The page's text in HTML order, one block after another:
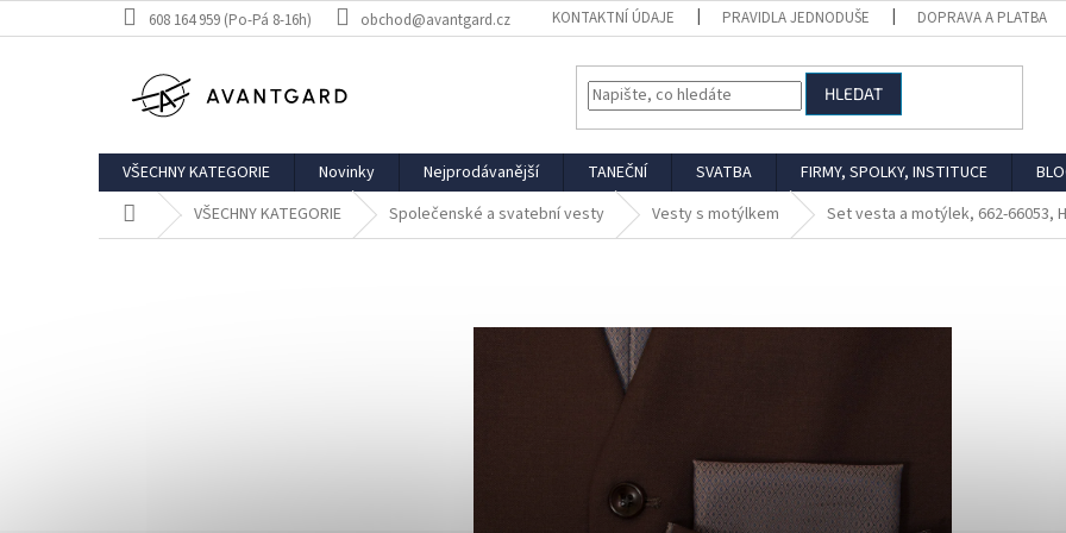
na
608 164 959 (Po-Pá 8-16h) obchod@avantgard.cz KONTAKTNÍ ÚDAJE PRAVIDLA JEDNODUŠE DOPRAVA A PLATBA
HLEDAT
VŠECHNY KATEGORIE Novinky Nejprodávanější TANEČNÍ SVATBA FIRMY, SPOLKY, INSTITUCE
Domů VŠECHNY KATEGORIE Společenské a svatební vesty Vesty s motýlkem Set vesta a motýlek, 662-66053,